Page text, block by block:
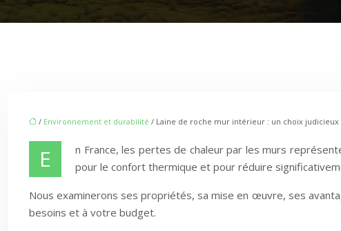
/ Environnement et durabilité / Laine de roche mur intérieur : un choix judicieux
E
n France, les pertes de chaleur par les murs
pour le confort thermique et pour réduire
Nous examinerons ses propriétés, sa mise en œuvre, ses
besoins et à votre budget.